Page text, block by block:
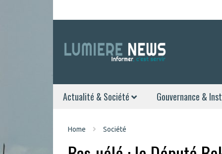
Actualité & Société Gouvernance &
Home Société